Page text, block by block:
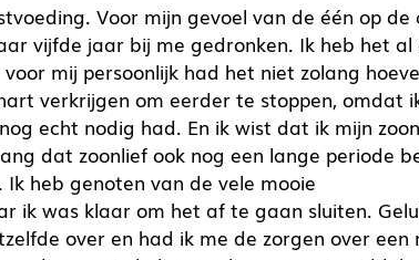
Voor mijn gevoel van de één op de
vijfde jaar bij me gedronken. Ik heb het al
mij persoonlijk had het niet zolang
verkrijgen om eerder te stoppen, omdat
echt nodig had. En ik wist dat ik mijn
dat zoonlief ook nog een lange periode
heb genoten van de vele mooie
ik was klaar om het af te gaan sluiten.
over en had ik me de zorgen over een